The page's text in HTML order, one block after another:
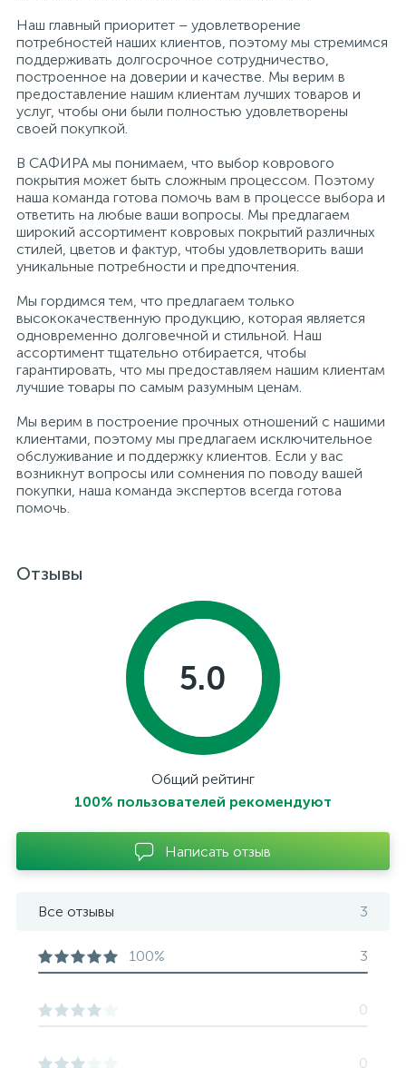
Наш главный приоритет – удовлетворение
потребностей наших клиентов, поэтому мы стремимся
поддерживать долгосрочное сотрудничество,
построенное на доверии и качестве. Мы верим в
предоставление нашим клиентам лучших товаров и
услуг, чтобы они были полностью удовлетворены
своей покупкой.
В САФИРА мы понимаем, что выбор коврового
покрытия может быть сложным процессом. Поэтому
наша команда готова помочь вам в процессе выбора и
ответить на любые ваши вопросы. Мы предлагаем
широкий ассортимент ковровых покрытий различных
стилей, цветов и фактур, чтобы удовлетворить ваши
уникальные потребности и предпочтения.
Мы гордимся тем, что предлагаем только
высококачественную продукцию, которая является
одновременно долговечной и стильной. Наш
ассортимент тщательно отбирается, чтобы
гарантировать, что мы предоставляем нашим клиентам
лучшие товары по самым разумным ценам.
Мы верим в построение прочных отношений с нашими
клиентами, поэтому мы предлагаем исключительное
обслуживание и поддержку клиентов. Если у вас
возникнут вопросы или сомнения по поводу вашей
покупки, наша команда экспертов всегда готова
помочь.
Отзывы
5.0
Общий рейтинг
100% пользователей рекомендуют
Написать отзыв
Все отзывы 3
100% 3
0
0